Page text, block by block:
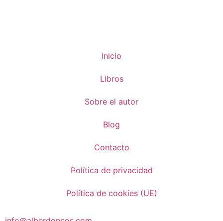
Inicio
Libros
Sobre el autor
Blog
Contacto
Política de privacidad
Política de cookies (UE)